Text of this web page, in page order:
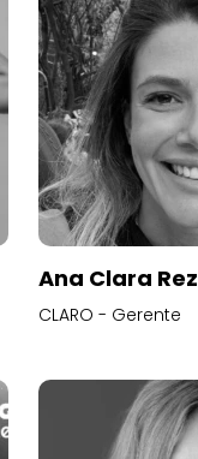
Ana Clara
CLARO - Gerente